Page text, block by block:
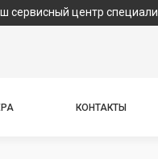
специализируется на
КОНТАКТЫ